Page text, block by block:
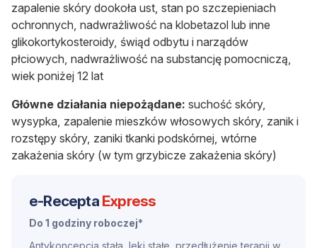
zapalenie skóry dookoła ust, stan po szczepieniach
ochronnych, nadwrażliwość na klobetazol lub inne
glikokortykosteroidy, świąd odbytu i narządów
płciowych, nadwrażliwość na substancję pomocniczą,
wiek poniżej 12 lat
Główne działania niepożądane: suchość skóry,
wysypka, zapalenie mieszków włosowych skóry, zanik i
rozstępy skóry, zaniki tkanki podskórnej, wtórne
zakażenia skóry (w tym grzybicze zakażenia skóry)
e-Recepta Express
Do 1 godziny roboczej*